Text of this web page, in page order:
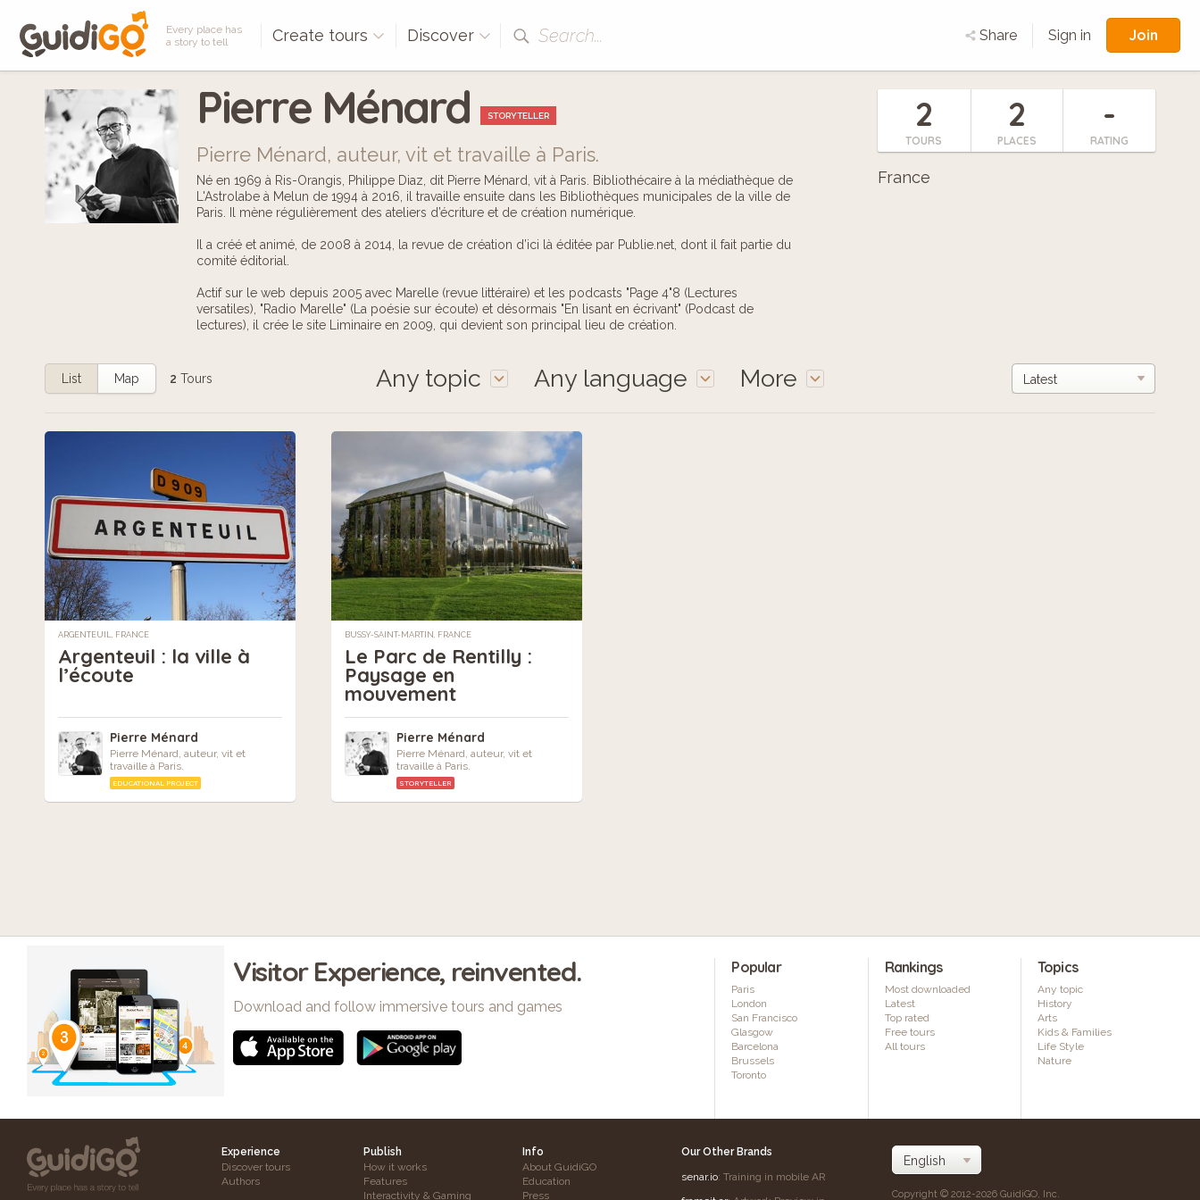
Every place has
a story to tell
Create tours Discover Search... Share Sign in Join
Pierre Ménard STORYTELLER
Pierre Ménard, auteur, vit et travaille à Paris.
Né en 1969 à Ris-Orangis, Philippe Diaz, dit Pierre Ménard, vit à Paris. Bibliothécaire à la médiathèque de
L'Astrolabe à Melun de 1994 à 2016, il travaille ensuite dans les Bibliothèques municipales de la ville de
Paris. Il mène régulièrement des ateliers d’écriture et de création numérique.
Il a créé et animé, de 2008 à 2014, la revue de création d’ici là éditée par Publie.net, dont il fait partie du
comité éditorial.
Actif sur le web depuis 2005 avec Marelle (revue littéraire) et les podcasts "Page 4"8 (Lectures
versatiles), "Radio Marelle" (La poésie sur écoute) et désormais "En lisant en écrivant" (Podcast de
lectures), il crée le site Liminaire en 2009, qui devient son principal lieu de création.
2
TOURS
2
PLACES
-
RATING
France
Any topic Any language More
List Map 2 Tours
ARGENTEUIL, FRANCE
Argenteuil : la ville à
l’écoute
Pierre Ménard
Pierre Ménard, auteur, vit et
travaille à Paris.
EDUCATIONAL PROJECT
BUSSY-SAINT-MARTIN, FRANCE
Le Parc de Rentilly :
Paysage en
mouvement
Pierre Ménard
Pierre Ménard, auteur, vit et
travaille à Paris.
STORYTELLER
Visitor Experience, reinvented.
Download and follow immersive tours and games
Popular
Paris
London
San Francisco
Glasgow
Barcelona
Brussels
Toronto
Rankings
Most downloaded
Latest
Top rated
Free tours
All tours
Topics
Any topic
History
Arts
Kids & Families
Life Style
Nature
Experience
Discover tours
Authors
Publish
How it works
Features
Interactivity & Gaming
Info
About GuidiGO
Education
Press
Our Other Brands
senar.io: Training in mobile AR
Copyright © 2012-2026 GuidiGO, Inc.